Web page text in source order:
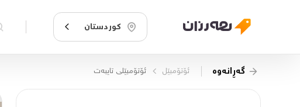
کوردستان
گەڕانەوە ئۆتۆمبێل ئۆتۆمبێلی تایبه‌ت